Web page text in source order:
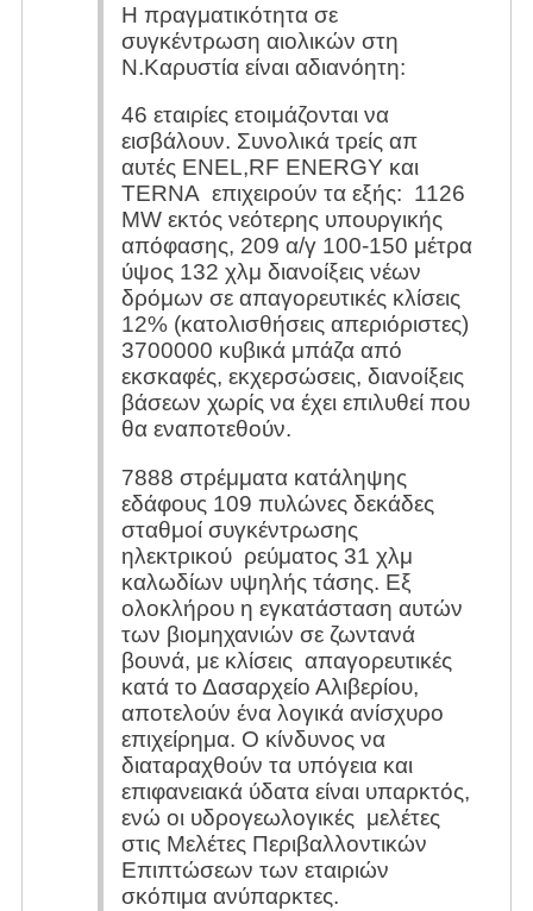
Η πραγματικότητα σε
συγκέντρωση αιολικών στη
Ν.Καρυστία είναι αδιανόητη:
46 εταιρίες ετοιμάζονται να
εισβάλουν. Συνολικά τρείς απ
αυτές ENEL,RF ENERGY και
TERNA επιχειρούν τα εξής: 1126
ΜW εκτός νεότερης υπουργικής
απόφασης, 209 α/γ 100-150 μέτρα
ύψος 132 χλμ διανοίξεις νέων
δρόμων σε απαγορευτικές κλίσεις
12% (κατολισθήσεις απεριόριστες)
3700000 κυβικά μπάζα από
εκσκαφές, εκχερσώσεις, διανοίξεις
βάσεων χωρίς να έχει επιλυθεί που
θα εναποτεθούν.
7888 στρέμματα κατάληψης
εδάφους 109 πυλώνες δεκάδες
σταθμοί συγκέντρωσης
ηλεκτρικού ρεύματος 31 χλμ
καλωδίων υψηλής τάσης. Εξ
ολοκλήρου η εγκατάσταση αυτών
των βιομηχανιών σε ζωντανά
βουνά, με κλίσεις απαγορευτικές
κατά το Δασαρχείο Αλιβερίου,
αποτελούν ένα λογικά ανίσχυρο
επιχείρημα. Ο κίνδυνος να
διαταραχθούν τα υπόγεια και
επιφανειακά ύδατα είναι υπαρκτός,
ενώ οι υδρογεωλογικές μελέτες
στις Μελέτες Περιβαλλοντικών
Επιπτώσεων των εταιριών
σκόπιμα ανύπαρκτες.